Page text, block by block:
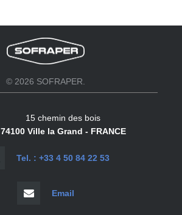
© 2026 SOFRAPER.
15 chemin des bois
74100 Ville la Grand - FRANCE
Tel. : +33 4 50 84 22 53
Email